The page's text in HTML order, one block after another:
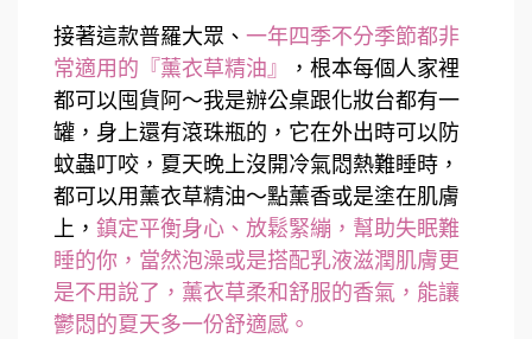
接著這款普羅大眾、 一年四季不分季節都非
常適用的『薰衣草精油』
，根本每個人家裡
都可以囤貨阿～我是辦公桌跟化妝台都有一
罐，身上還有滾珠瓶的，它在外出時可以防
蚊蟲叮咬，夏天晚上沒開冷氣悶熱難睡時，
都可以用薰衣草精油～點薰香或是塗在肌膚
上， 鎮定平衡身心、放鬆緊繃，幫助失眠難
睡的你，當然泡澡或是搭配乳液滋潤肌膚更
是不用說了，薰衣草柔和舒服的香氣，能讓
鬱悶的夏天多一份舒適感。